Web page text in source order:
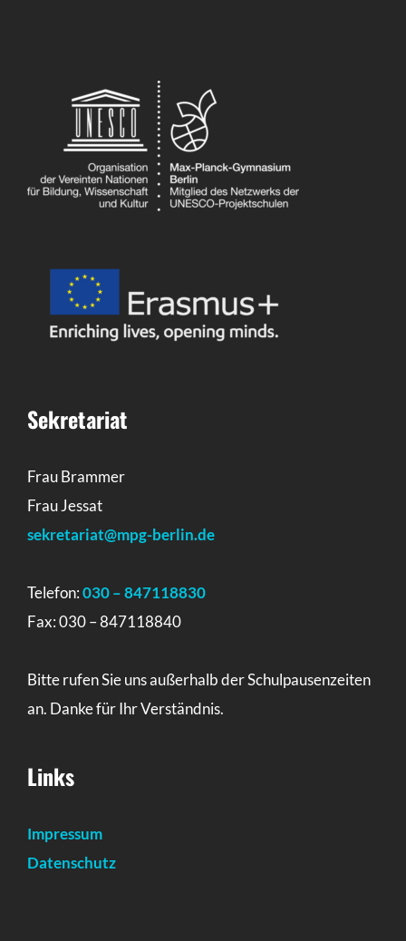
Sekretariat
Frau Brammer
Frau Jessat
sekretariat@mpg-berlin.de
Telefon:030 – 847118830
Fax: 030 – 847118840
Bitte rufen Sie uns außerhalb der Schulpausenzeiten
an. Danke für Ihr Verständnis.
Links
Impressum
Datenschutz